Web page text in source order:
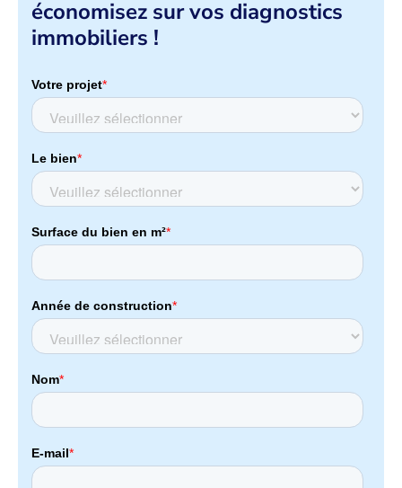
économisez sur vos diagnostics
immobiliers !